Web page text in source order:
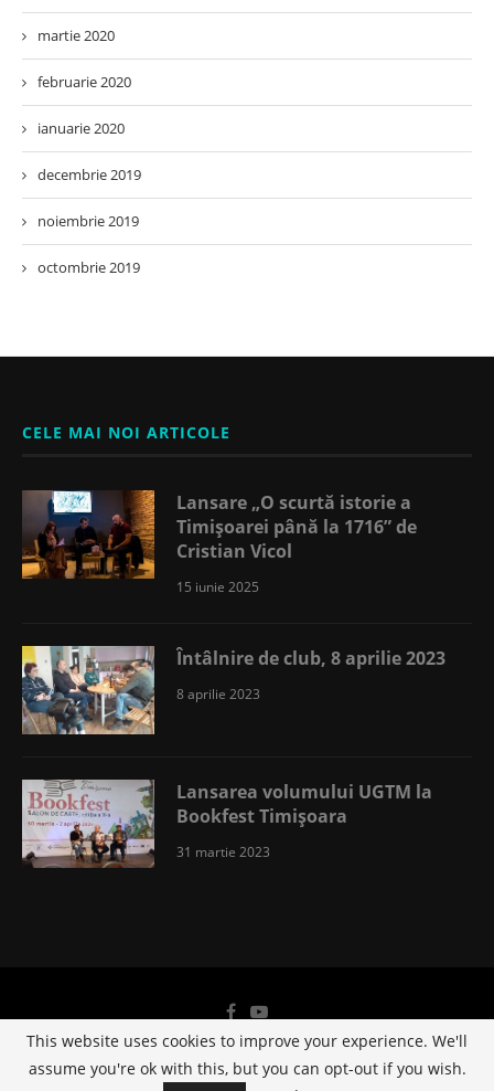
martie 2020
februarie 2020
ianuarie 2020
decembrie 2019
noiembrie 2019
octombrie 2019
CELE MAI NOI ARTICOLE
Lansare „O scurtă istorie a
Timișoarei până la 1716” de
Cristian Vicol
15 iunie 2025
Întâlnire de club, 8 aprilie 2023
8 aprilie 2023
Lansarea volumului UGTM la
Bookfest Timișoara
31 martie 2023
@2019 - All Right Reserved. Designed and Developed by
This website uses cookies to improve your experience. We'll
assume you're ok with this, but you can opt-out if you wish.